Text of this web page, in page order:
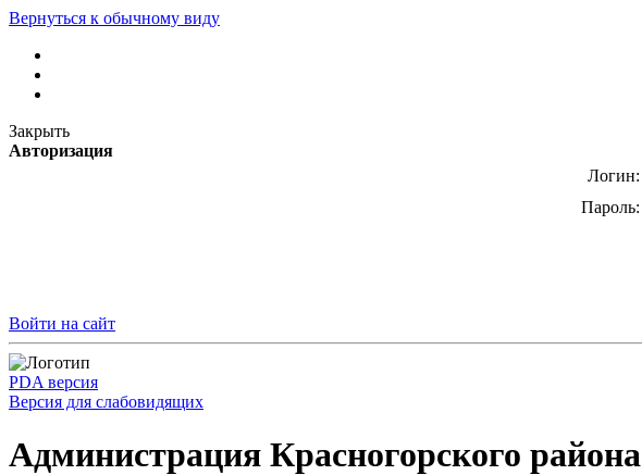
Вернуться к обычному виду
Закрыть
Авторизация
Логин:
Пароль:
Войти на сайт
PDA версия
Версия для слабовидящих
Администрация Красногорского района